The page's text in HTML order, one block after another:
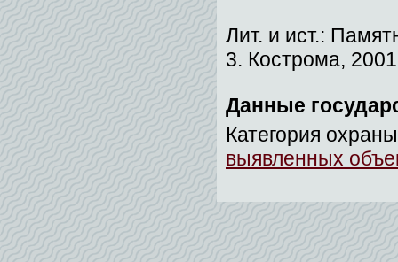
Лит. и ист.:
3. Кострома,
Данные
Категория
выявленных